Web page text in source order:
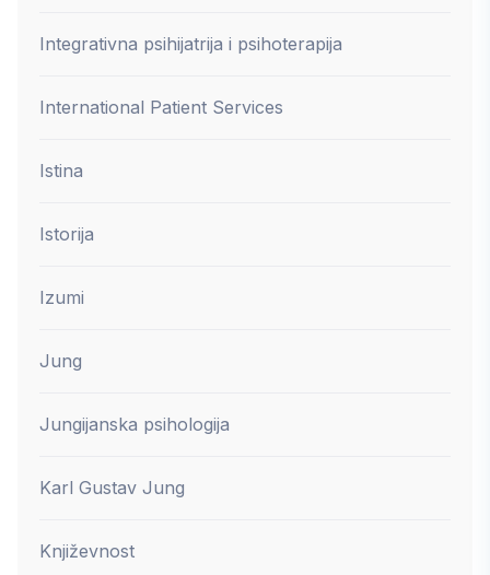
Integrativna psihijatrija i psihoterapija
International Patient Services
Istina
Istorija
Izumi
Jung
Jungijanska psihologija
Karl Gustav Jung
Književnost